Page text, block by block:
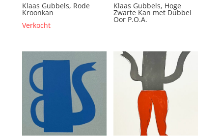
Klaas Gubbels, Rode
Kroonkan
Verkocht
Klaas Gubbels, Hoge
Zwarte Kan met Dubbel
Oor P.O.A.